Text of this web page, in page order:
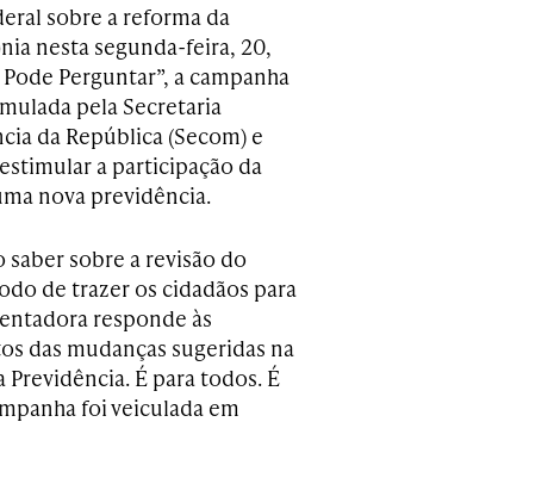
sobre a reforma da
nesta segunda-feira, 20,
Perguntar”, a campanha
pela Secretaria
da República (Secom) e
a participação da
nova previdência.
sobre a revisão do
de trazer os cidadãos para
responde às
das mudanças sugeridas na
Previdência. É para todos. É
foi veiculada em